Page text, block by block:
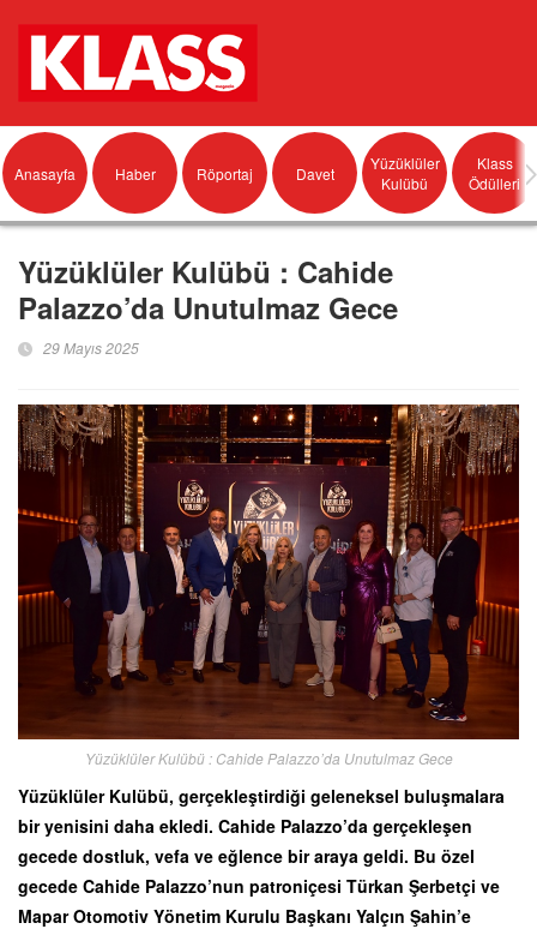
Anasayfa Haber Röportaj Davet
Yüzüklüler
Kulübü
Klass
Ödülleri
Yüzüklüler Kulübü : Cahide
Palazzo’da Unutulmaz Gece
29 Mayıs 2025
Yüzüklüler Kulübü : Cahide Palazzo’da Unutulmaz Gece
Yüzüklüler Kulübü, gerçekleştirdiği geleneksel buluşmalara
bir yenisini daha ekledi. Cahide Palazzo’da gerçekleşen
gecede dostluk, vefa ve eğlence bir araya geldi. Bu özel
gecede Cahide Palazzo’nun patroniçesi Türkan Şerbetçi ve
Mapar Otomotiv Yönetim Kurulu Başkanı Yalçın Şahin’e